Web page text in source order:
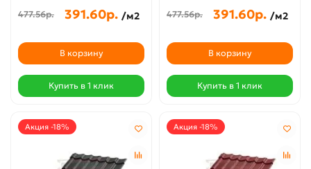
477.56р. 391.60р. /м2
В корзину
Купить в 1 клик
477.56р. 391.60р. /м2
В корзину
Купить в 1 клик
Акция -18% Акция -18%